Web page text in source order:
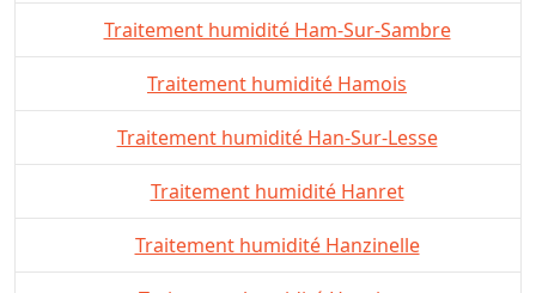
Traitement humidité Ham-Sur-Sambre
Traitement humidité Hamois
Traitement humidité Han-Sur-Lesse
Traitement humidité Hanret
Traitement humidité Hanzinelle